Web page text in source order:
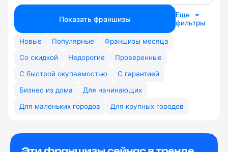
Показать франшизы
Еще
фильтры
Новые Популярные
Франшизы месяца
Со скидкой
Недорогие
Проверенные
С быстрой окупаемостью
С гарантией
Бизнес из дома
Для начинающих
Для маленьких городов
Для крупных городов